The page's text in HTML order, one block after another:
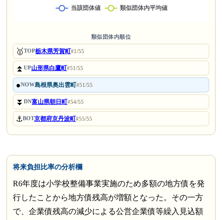
類似団体内順位
🥇TOP栃木県芳賀町#1/55
⏫UP山形県白鷹町#51/55
●NOW島根県奥出雲町#51/55
⏬DN富山県朝日町#54/55
⚓BOT京都府京丹波町#55/55
将来負担比率の分析欄
R6年度は小学校整備事業実施のため多額の地方債を発
行したことから地方債残高が増額となった。その一方
で、企業債残高の減少による公営企業債等繰入見込額